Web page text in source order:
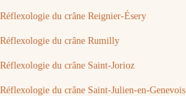
Réflexologie du crâne Reignier-Ésery
Réflexologie du crâne Rumilly
Réflexologie du crâne Saint-Jorioz
Réflexologie du crâne Saint-Julien-en-Genevois